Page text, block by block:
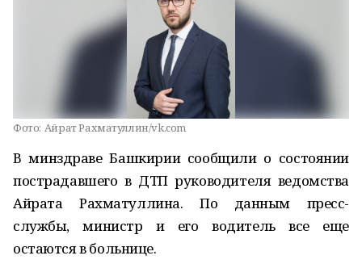
Фото: Айрат Рахматуллин/vk.com
В минздраве Башкирии сообщили о состоянии
пострадавшего в ДТП руководителя ведомства
Айрата Рахматуллина. По данным пресс-
службы, министр и его водитель все еще
остаются в больнице.